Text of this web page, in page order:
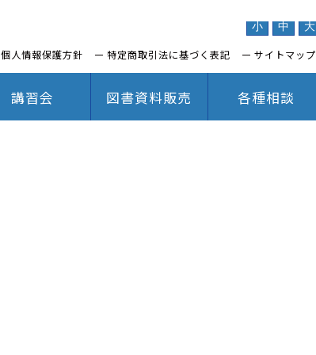
小 中 大
個人情報保護方針 特定商取引法に基づく表記 サイトマップ
講習会 図書資料販売 各種相談